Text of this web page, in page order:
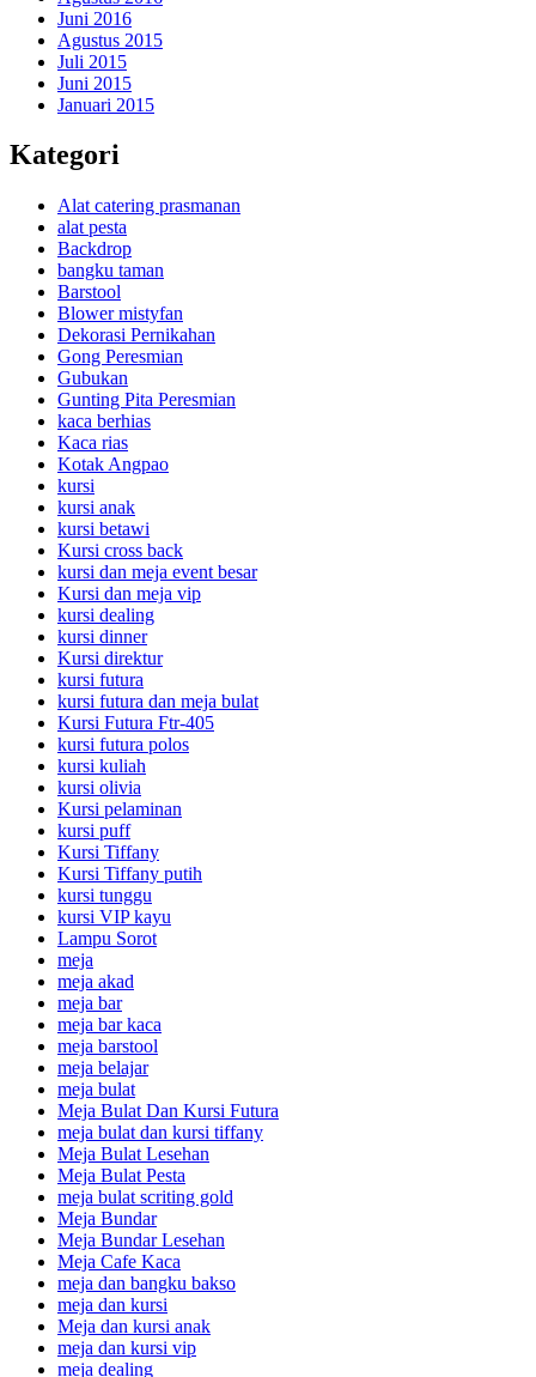
Juni 2016
Agustus 2015
Juli 2015
Juni 2015
Januari 2015
Kategori
Alat catering prasmanan
alat pesta
Backdrop
bangku taman
Barstool
Blower mistyfan
Dekorasi Pernikahan
Gong Peresmian
Gubukan
Gunting Pita Peresmian
kaca berhias
Kaca rias
Kotak Angpao
kursi
kursi anak
kursi betawi
Kursi cross back
kursi dan meja event besar
Kursi dan meja vip
kursi dealing
kursi dinner
Kursi direktur
kursi futura
kursi futura dan meja bulat
Kursi Futura Ftr-405
kursi futura polos
kursi kuliah
kursi olivia
Kursi pelaminan
kursi puff
Kursi Tiffany
Kursi Tiffany putih
kursi tunggu
kursi VIP kayu
Lampu Sorot
meja
meja akad
meja bar
meja bar kaca
meja barstool
meja belajar
meja bulat
Meja Bulat Dan Kursi Futura
meja bulat dan kursi tiffany
Meja Bulat Lesehan
Meja Bulat Pesta
meja bulat scriting gold
Meja Bundar
Meja Bundar Lesehan
Meja Cafe Kaca
meja dan bangku bakso
meja dan kursi
Meja dan kursi anak
meja dan kursi vip
meja dealing